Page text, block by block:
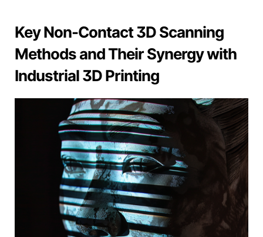
Key Non-Contact 3D Scanning
Methods and Their Synergy with
Industrial 3D Printing